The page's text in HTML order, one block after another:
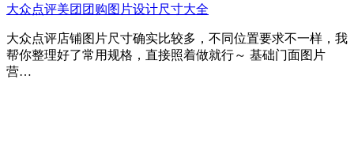
大众点评美团团购图片设计尺寸大全
大众点评店铺图片尺寸确实比较多，不同位置要求不一样，我
帮你整理好了常用规格，直接照着做就行～ 基础门面图片
营…